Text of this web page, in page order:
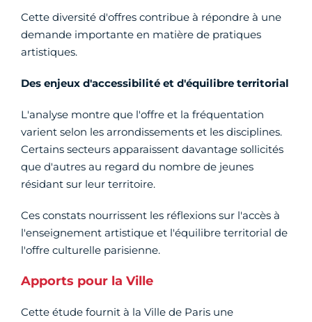
Cette diversité d'offres contribue à répondre à une
demande importante en matière de pratiques
artistiques.
Des enjeux d'accessibilité et d'équilibre territorial
L'analyse montre que l'offre et la fréquentation
varient selon les arrondissements et les disciplines.
Certains secteurs apparaissent davantage sollicités
que d'autres au regard du nombre de jeunes
résidant sur leur territoire.
Ces constats nourrissent les réflexions sur l'accès à
l'enseignement artistique et l'équilibre territorial de
l'offre culturelle parisienne.
Apports pour la Ville
Cette étude fournit à la Ville de Paris une